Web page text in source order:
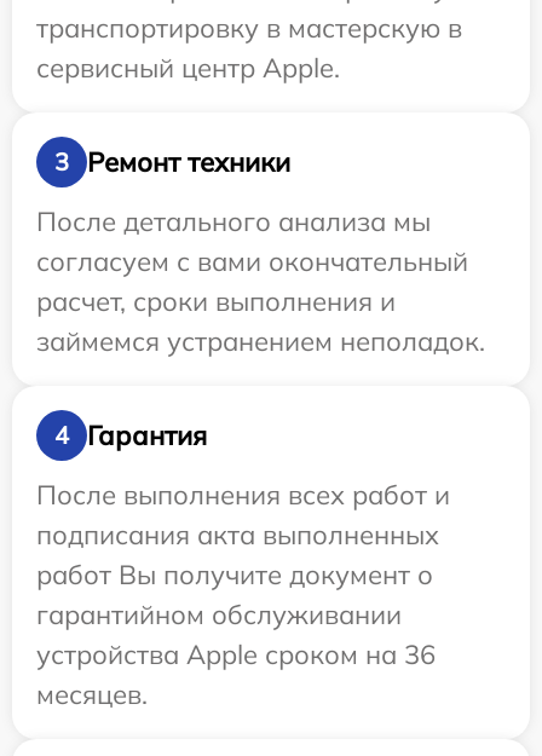
транспортировку в мастерскую в
сервисный центр Apple.
3
Ремонт техники
После детального анализа мы
согласуем с вами окончательный
расчет, сроки выполнения и
займемся устранением неполадок.
4
Гарантия
После выполнения всех работ и
подписания акта выполненных
работ Вы получите документ о
гарантийном обслуживании
устройства Apple сроком на 36
месяцев.